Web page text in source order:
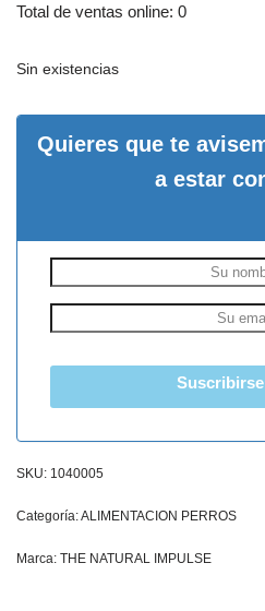
Total de ventas online: 0
Sin existencias
Quieres que te
a estar
SKU: 1040005
Categoría:ALIMENTACION PERROS
Marca: THE NATURAL IMPULSE